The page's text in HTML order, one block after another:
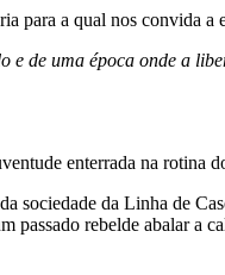
para a qual nos convida a
de uma época onde a
enterrada na rotina
sociedade da Linha de
passado rebelde abalar a